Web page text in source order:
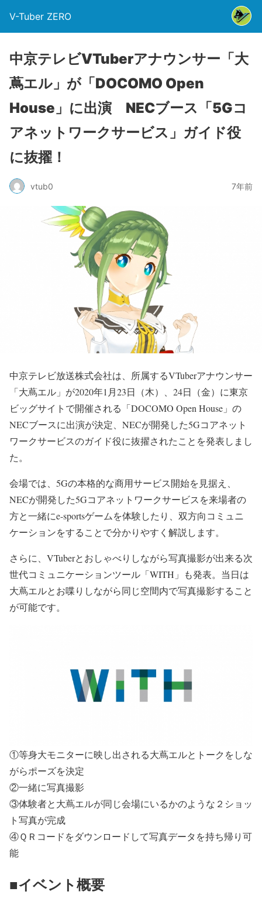
V-Tuber ZERO
中京テレビVTuberアナウンサー「大
蔦エル」が「DOCOMO Open
House」に出演 NECブース「5Gコ
アネットワークサービス」ガイド役
に抜擢！
vtub0 7年前
中京テレビ放送株式会社は、所属するVTuberアナウンサー
「大蔦エル」が2020年1月23日（木）、24日（金）に東京
ビッグサイトで開催される「DOCOMO Open House」の
NECブースに出演が決定、NECが開発した5Gコアネット
ワークサービスのガイド役に抜擢されたことを発表しまし
た。
会場では、5Gの本格的な商用サービス開始を見据え、
NECが開発した5Gコアネットワークサービスを来場者の
方と一緒にe-sportsゲームを体験したり、双方向コミュニ
ケーションをすることで分かりやすく解説します。
さらに、VTuberとおしゃべりしながら写真撮影が出来る次
世代コミュニケーションツール「WITH」も発表。当日は
大蔦エルとお喋りしながら同じ空間内で写真撮影すること
が可能です。
①等身大モニターに映し出される大蔦エルとトークをしな
がらポーズを決定
②一緒に写真撮影
③体験者と大蔦エルが同じ会場にいるかのような２ショッ
ト写真が完成
④ＱＲコードをダウンロードして写真データを持ち帰り可
能
■イベント概要